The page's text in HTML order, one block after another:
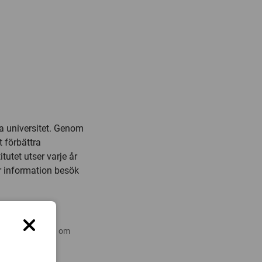
universitet. Genom
förbättra
utser varje år
information besök
forskning om